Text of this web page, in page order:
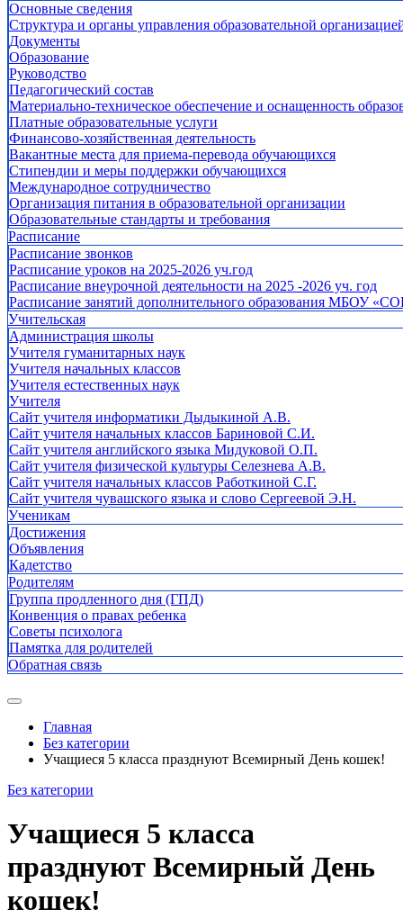
Основные сведения
Структура и органы управления образовательной
Документы
Образование
Руководство
Педагогический состав
Материально-техническое обеспечение и оснащенность
Платные образовательные услуги
Финансово-хозяйственная деятельность
Вакантные места для приема-перевода обучающихся
Стипендии и меры поддержки обучающихся
Международное сотрудничество
Организация питания в образовательной организации
Образовательные стандарты и требования
Расписание
Расписание звонков
Расписание уроков на 2025-2026 уч.год
Расписание внеурочной деятельности на 2025 -2026 уч. год
Расписание занятий дополнительного образования МБОУ
Учительская
Администрация школы
Учителя гуманитарных наук
Учителя начальных классов
Учителя естественных наук
Учителя
Cайт учителя информатики Дыдыкиной А.В.
Сайт учителя начальных классов Бариновой С.И.
Сайт учителя английского языка Мидуковой О.П.
Сайт учителя физической культуры Селезнева А.В.
Сайт учителя начальных классов Работкиной С.Г.
Сайт учителя чувашского языка и слово Сергеевой Э.Н.
Ученикам
Достижения
Объявления
Кадетство
Родителям
Группа продленного дня (ГПД)
Конвенция о правах ребенка
Советы психолога
Памятка для родителей
Обратная связь
Главная
Без категории
Учащиеся 5 класса празднуют Всемирный День кошек!
Без категории
Учащиеся 5 класса
празднуют Всемирный День
кошек!